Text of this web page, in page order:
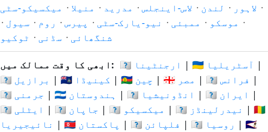
· لاہور · لندن · لاس-اینجلس · مدرید · منیلا · میکسیکو-سٹی
· موسکو · ممبئی · نیو-یارک-سٹی · پیرس · روم · سیول ·
شنگھائی · سڈنی · ٹوکیو
ابھی کا وقت ممالک میں: 🇦🇷 ارجنٹینا | 🇦🇺 آسٹریلیا |
🇧🇷 برازیل | 🇨🇦 کینیڈا | 🇨🇳 چین | 🇪🇬 مصر | 🇫🇷 فرانس |
🇩🇪 جرمنی | 🇮🇳 ہندوستان | 🇮🇩 انڈونیشیا | 🇮🇷 ایران |
🇮🇹 ایٹلی | 🇯🇵 جاپان | 🇲🇽 میکسیکو | 🇳🇱 نیدرلینڈز | 🇳🇬
نائیجیریا | 🇵🇰 پاکستان | 🇵🇭 فلپائن | 🇷🇺 روسیا | 🇸🇦